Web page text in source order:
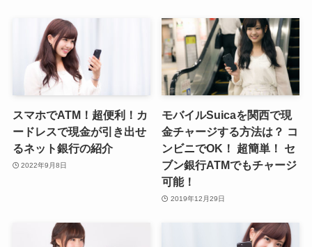
スマホでATM！超便利！カ
ードレスで現金が引き出せ
るネット銀行の紹介
2022年9月8日
モバイルSuicaを関西で現
金チャージする方法は？ コ
ンビニでOK！ 超簡単！ セ
ブン銀行ATMでもチャージ
可能！
2019年12月29日